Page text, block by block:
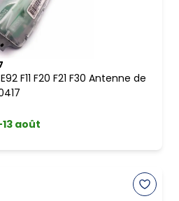
F11 F20 F21 F30 Antenne de
août